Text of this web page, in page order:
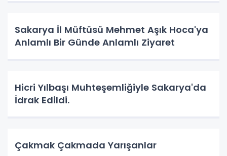
Sakarya İl Müftüsü Mehmet Aşık Hoca'ya
Anlamlı Bir Günde Anlamlı Ziyaret
Hicri Yılbaşı Muhteşemliğiyle Sakarya'da
İdrak Edildi.
Çakmak Çakmada Yarışanlar